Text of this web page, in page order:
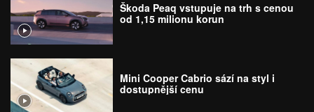
Škoda Peaq vstupuje na trh s cenou
od 1,15 milionu korun
Mini Cooper Cabrio sází na styl i
dostupnější cenu